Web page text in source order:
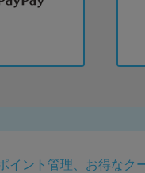
イント管理、お得なク